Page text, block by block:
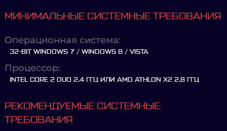
МИНИМАЛЬНЫЕ СИСТЕМНЫЕ ТРЕБОВАНИЯ
Операционная система:
32-BIT WINDOWS 7 / WINDOWS 8 / VISTA
Процессор:
INTEL CORE 2 DUO 2.4 ГГЦ ИЛИ AMD ATHLON X2 2.8 ГГЦ
РЕКОМЕНДУЕМЫЕ СИСТЕМНЫЕ
ТРЕБОВАНИЯ